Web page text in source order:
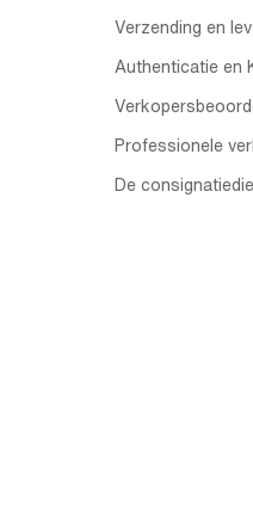
Verzending en
Authenticatie en
Professionele
De